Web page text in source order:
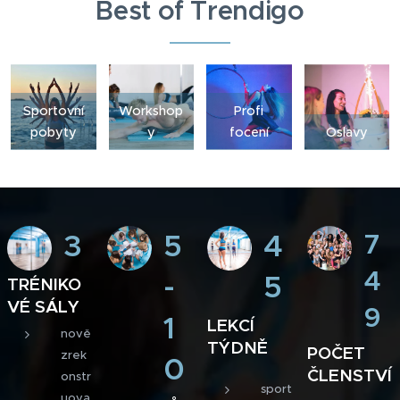
Best of Trendigo
Sportovní
pobyty
Workshop
y
Profi
focení
Oslavy
3
TRÉNIKO
VÉ SÁLY
nově
zrek
onstr
5
-
1
0
4
5
LEKCÍ
TÝDNĚ
sport
7
4
9
POČET
ČLENSTVÍ